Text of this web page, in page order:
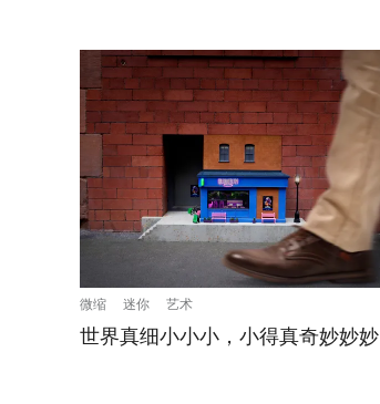
微缩 迷你 艺术
世界真细小小小，小得真奇妙妙妙